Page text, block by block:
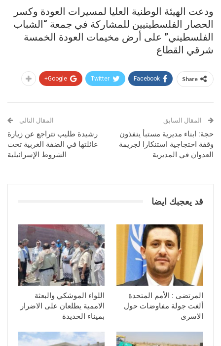
ودعت الهيئة الوطنية العليا لمسيرات العودة وكسر
الحصار الفلسطينيين للمشاركة في جمعة “الشباب
الفلسطيني” على أرض مخيمات العودة الخمسة
شرقي القطاع
Share
Facebook
Twitter
Google+
المقال السابق
حجة: ابناء مديرية مستبأ ينفذون
وقفة احتجاجية استنكارا لجريمة
العدوان في المديرية
المقال التالي
رشيدة طليب تتراجع عن زيارة
عائلتها في الضفة الغربية تحت
الشروط الإسرائيلية
قد يعجبك ايضا
المرتضى : الأمم المتحدة
ألغت جولة مفاوضات حول
الاسرى
اللواء الموشكي والبعثة
الاممية يطلعان على الاضرار
بميناء الحديدة